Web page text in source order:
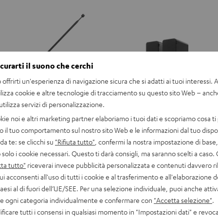
e il miglior suono surround
ULTIMA
"5.1-
ULTIMA
40
Surround
"5.1-
ULTIMA 40 Surround "5.1-Set"
Variante surround di ULTIMA 40
99
il suono che cerchi
offrirti un'esperienza di navigazione sicura che si adatti ai tuoi interessi.
cookie e altre tecnologie di tracciamento su questo sito Web –
servizi di personalizzazione.
noi e altri marketing partner elaboriamo i tuoi dati e scopriamo cosa ti
il tuo comportamento sul nostro sito Web e le informazioni dal tuo
te: se clicchi su "Rifiuta tutto" , confermi la nostra impostazione di
i cookie necessari. Questo ti darà consigli, ma saranno scelti a caso.
tutto" riceverai invece pubblicità personalizzata e contenuti davvero
acconsenti all'uso di tutti i cookie e al trasferimento e all'elaborazione
al di fuori dell’UE/SEE. Per una selezione individuale, puoi anche
ogni categoria individualmente e confermare con "Accetta selezione"
tutti i consensi in qualsiasi momento in "Impostazioni dati" e